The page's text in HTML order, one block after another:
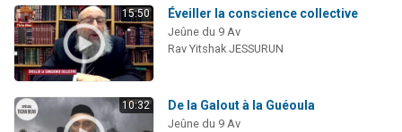
15:50 Éveiller la conscience collective
Jeûne du 9 Av
Rav Yitshak JESSURUN
10:32 De la Galout à la Guéoula
Jeûne du 9 Av